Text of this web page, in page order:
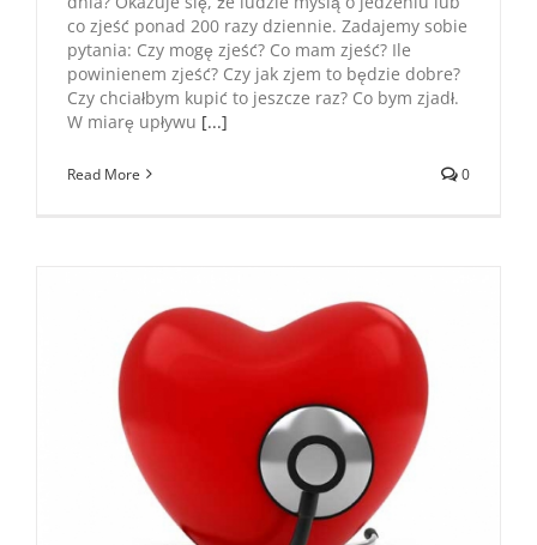
co zjeść ponad 200 razy dziennie. Zadajemy sobie
pytania: Czy mogę zjeść? Co mam zjeść? Ile
powinienem zjeść? Czy jak zjem to będzie dobre?
Czy chciałbym kupić to jeszcze raz? Co bym zjadł.
W miarę upływu [...]
Read More 0